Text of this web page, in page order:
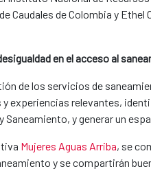
Caudales de Colombia y
en el acceso al
de los servicios de
experiencias relevantes,
y generar un
Mujeres Aguas Arriba, se
y se compartirán